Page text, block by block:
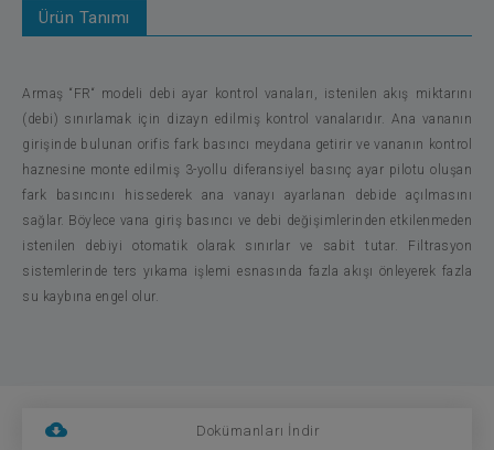
Ürün Tanımı
Armaş “FR“ modeli debi ayar kontrol vanaları, istenilen akış miktarını
(debi) sınırlamak için dizayn edilmiş kontrol vanalarıdır. Ana vananın
girişinde bulunan orifis fark basıncı meydana getirir ve vananın kontrol
haznesine monte edilmiş 3-yollu diferansiyel basınç ayar pilotu oluşan
fark basıncını hissederek ana vanayı ayarlanan debide açılmasını
sağlar. Böylece vana giriş basıncı ve debi değişimlerinden etkilenmeden
istenilen debiyi otomatik olarak sınırlar ve sabit tutar. Filtrasyon
sistemlerinde ters yıkama işlemi esnasında fazla akışı önleyerek fazla
su kaybına engel olur.
Dokümanları İndir